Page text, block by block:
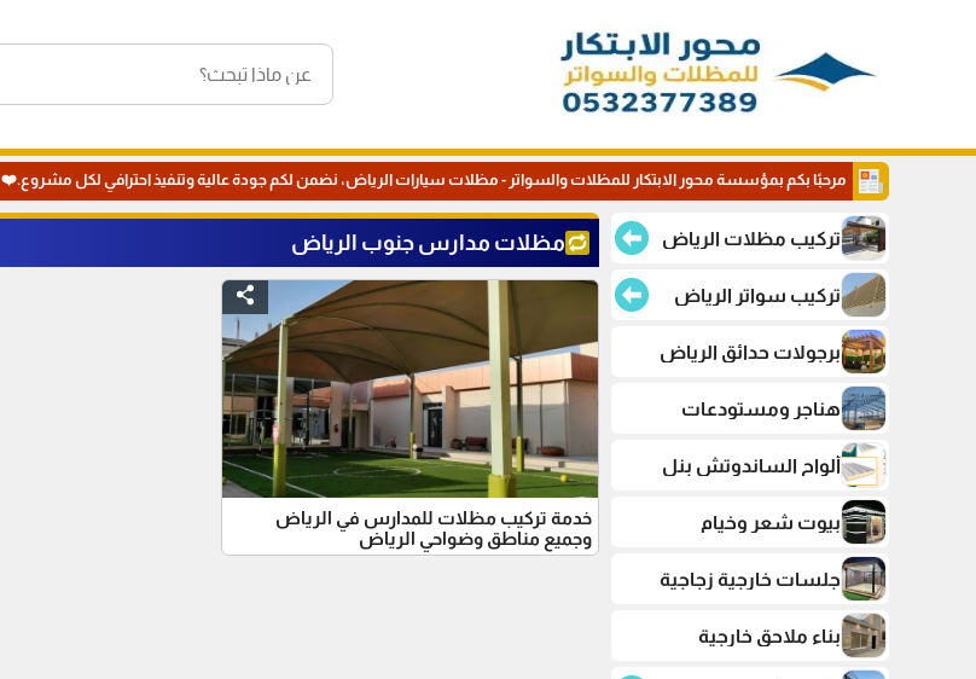
مرحبًا بكم بمؤسسة محور الابتكار للمظلات والسواتر - مظلات سيارات الرياض، نضمن لكم جودة عالية وتنفيذ احترافي لكل مشروع.❤️
تركيب مظلات الرياض
تركيب سواتر الرياض
برجولات حدائق الرياض
هناجر ومستودعات
ألواح الساندوتش بنل
بيوت شعر وخيام
جلسات خارجية زجاجية
بناء ملاحق خارجية
مظلات مدارس جنوب الرياض
خدمة تركيب مظلات للمدارس في الرياض
وجميع مناطق وضواحي الرياض